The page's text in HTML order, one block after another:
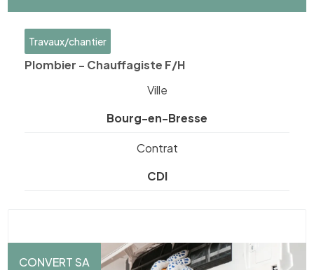
Travaux/chantier
Plombier - Chauffagiste F/H
Ville
Bourg-en-Bresse
Contrat
CDI
CONVERT SA